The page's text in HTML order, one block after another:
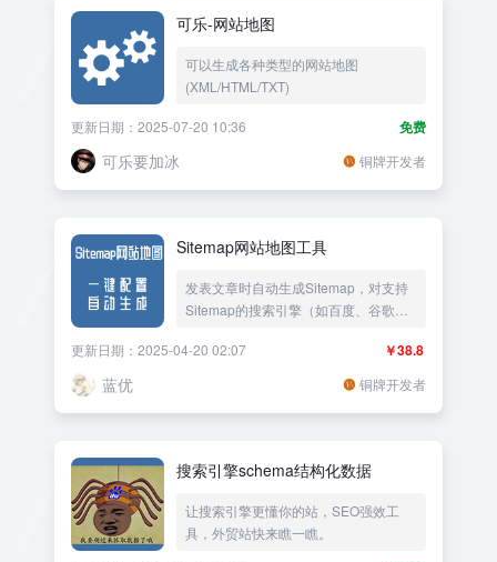
可乐-网站地图
可以生成各种类型的网站地图
(XML/HTML/TXT)
免费
更新日期：2025-07-20 10:36
可乐要加冰 铜牌开发者
Sitemap网站地图工具
发表文章时自动生成Sitemap，对支持
Sitemap的搜索引擎（如百度、谷歌）
￥38.8
更新日期：2025-04-20 02:07
蓝优 铜牌开发者
搜索引擎schema结构化数据
让搜索引擎更懂你的站，SEO强效工
具，外贸站快来瞧一瞧。